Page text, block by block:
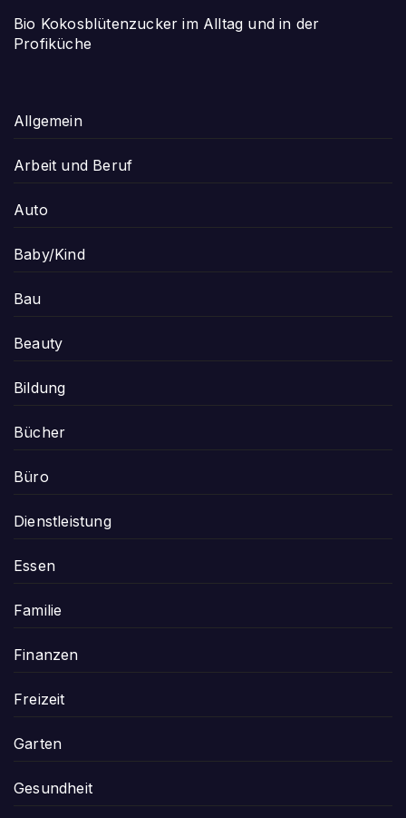
Bio Kokosblütenzucker im Alltag und in der
Profiküche
Allgemein
Arbeit und Beruf
Auto
Baby/Kind
Bau
Beauty
Bildung
Bücher
Büro
Dienstleistung
Essen
Familie
Finanzen
Freizeit
Garten
Gesundheit